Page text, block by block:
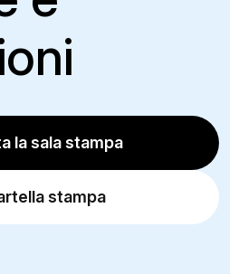
la sala stampa
stampa